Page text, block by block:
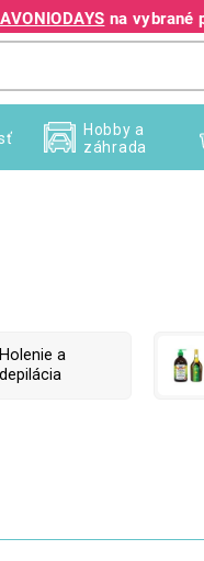
na vybrané
940 995 209
Hobby a
záhrada
Holenie a
depilácia